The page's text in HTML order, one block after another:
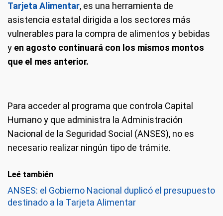
Tarjeta Alimentar, es una herramienta de
asistencia estatal dirigida a los sectores más
vulnerables para la compra de alimentos y bebidas
y en agosto continuará con los mismos montos
que el mes anterior.
Para acceder al programa que controla Capital
Humano y que administra la Administración
Nacional de la Seguridad Social (ANSES), no es
necesario realizar ningún tipo de trámite.
Leé también
ANSES: el Gobierno Nacional duplicó el presupuesto
destinado a la Tarjeta Alimentar